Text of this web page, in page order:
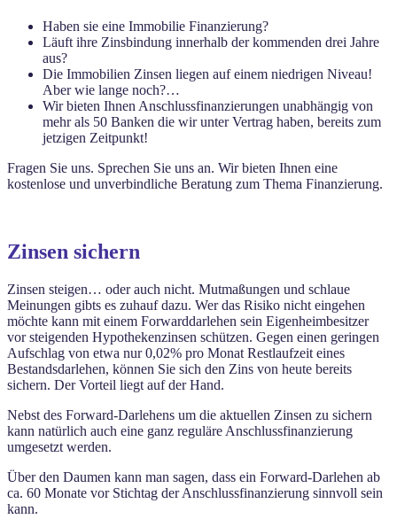
Haben sie eine Immobilie Finanzierung?
Läuft ihre Zinsbindung innerhalb der kommenden drei Jahre
aus?
Die Immobilien Zinsen liegen auf einem niedrigen Niveau!
Aber wie lange noch?…
Wir bieten Ihnen Anschlussfinanzierungen unabhängig von
mehr als 50 Banken die wir unter Vertrag haben, bereits zum
jetzigen Zeitpunkt!
Fragen Sie uns. Sprechen Sie uns an. Wir bieten Ihnen eine
kostenlose und unverbindliche Beratung zum Thema Finanzierung.
Zinsen sichern
Zinsen steigen… oder auch nicht. Mutmaßungen und schlaue
Meinungen gibts es zuhauf dazu. Wer das Risiko nicht eingehen
möchte kann mit einem Forwarddarlehen sein Eigenheimbesitzer
vor steigenden Hypothekenzinsen schützen. Gegen einen geringen
Aufschlag von etwa nur 0,02% pro Monat Restlaufzeit eines
Bestandsdarlehen, können Sie sich den Zins von heute bereits
sichern. Der Vorteil liegt auf der Hand.
Nebst des Forward-Darlehens um die aktuellen Zinsen zu sichern
kann natürlich auch eine ganz reguläre Anschlussfinanzierung
umgesetzt werden.
Über den Daumen kann man sagen, dass ein Forward-Darlehen ab
ca. 60 Monate vor Stichtag der Anschlussfinanzierung sinnvoll sein
kann.